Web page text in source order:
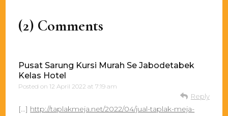
(2) Comments
Pusat Sarung Kursi Murah Se Jabodetabek
Kelas Hotel
Posted on12 April 2022 at 7:19 am
Reply
[…] http://taplakmeja.net/2022/04/jual-taplak-meja-